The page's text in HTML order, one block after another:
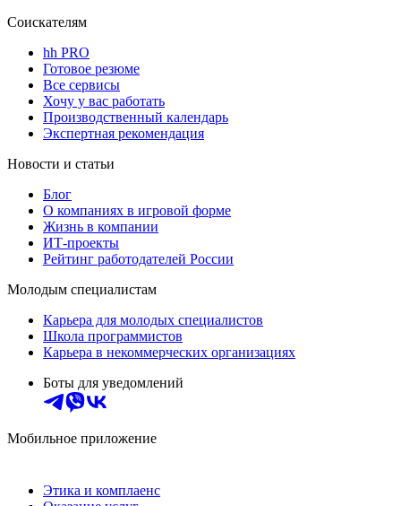
Соискателям
hh PRO
Готовое резюме
Все сервисы
Хочу у вас работать
Производственный календарь
Экспертная рекомендация
Новости и статьи
Блог
О компаниях в игровой форме
Жизнь в компании
ИТ-проекты
Рейтинг работодателей России
Молодым специалистам
Карьера для молодых специалистов
Школа программистов
Карьера в некоммерческих организациях
Боты для уведомлений
Мобильное приложение
Этика и комплаенс